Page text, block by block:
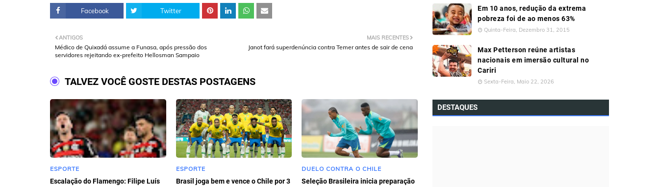
Facebook Twitter
MAIS RECENTES
Janot fará superdenúncia contra Temer antes de sair de cena
ANTIGOS
Médico de Quixadá assume a Funasa, após pressão dos
servidores rejeitando ex-prefeito Hellosman Sampaio
TALVEZ VOCÊ GOSTE DESTAS POSTAGENS
ESPORTE
Escalação do Flamengo: Filipe Luís
ESPORTE
Brasil joga bem e vence o Chile por 3
DUELO CONTRA O CHILE
Seleção Brasileira inicia preparação
Em 10 anos, redução da extrema
pobreza foi de ao menos 63%
Quinta-Feira, Dezembro 31, 2015
Max Petterson reúne artistas
nacionais em imersão cultural no
Cariri
Sexta-Feira, Maio 22, 2026
DESTAQUES